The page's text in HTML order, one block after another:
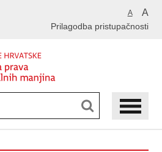
A A
Prilagodba pristupačnosti